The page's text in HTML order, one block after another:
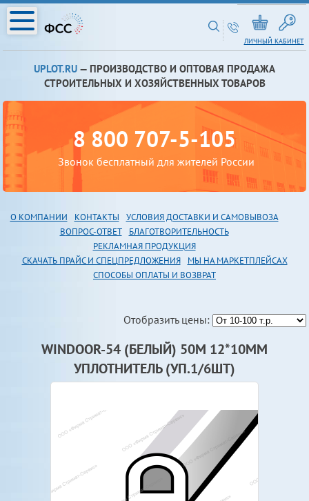
ЛИЧНЫЙ КАБИНЕТ
UPLOT.RU — ПРОИЗВОДСТВО И ОПТОВАЯ ПРОДАЖА
СТРОИТЕЛЬНЫХ И ХОЗЯЙСТВЕННЫХ ТОВАРОВ
8 800 707-5-105
Звонок бесплатный для жителей России
О КОМПАНИИ КОНТАКТЫ
УСЛОВИЯ ДОСТАВКИ И САМОВЫВОЗА
ВОПРОС-ОТВЕТ
БЛАГОТВОРИТЕЛЬНОСТЬ
РЕКЛАМНАЯ ПРОДУКЦИЯ
СКАЧАТЬ ПРАЙС И СПЕЦПРЕДЛОЖЕНИЯ
МЫ НА МАРКЕТПЛЕЙСАХ
СПОСОБЫ ОПЛАТЫ И ВОЗВРАТ
Отобразить цены:
WINDOOR-54 (БЕЛЫЙ) 50М 12*10ММ
УПЛОТНИТЕЛЬ (УП.1/6ШТ)